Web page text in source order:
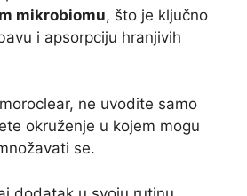
mikrobiomu, što je ključno
i apsorpciju hranjivih
ne uvodite samo
okruženje u kojem mogu
se.